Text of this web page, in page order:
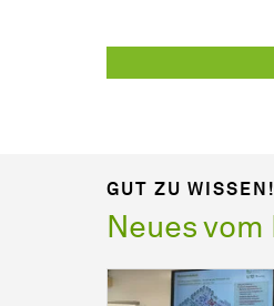
GUT ZU WISSEN!
Neues vom